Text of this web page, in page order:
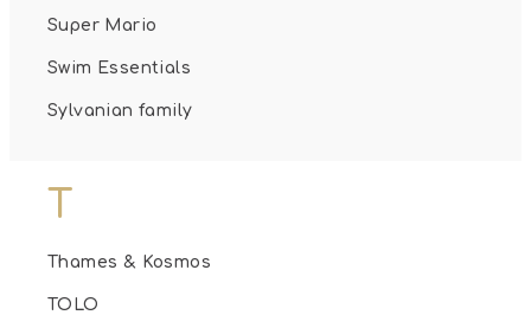
Super Mario
Swim Essentials
Sylvanian family
T
Thames & Kosmos
TOLO